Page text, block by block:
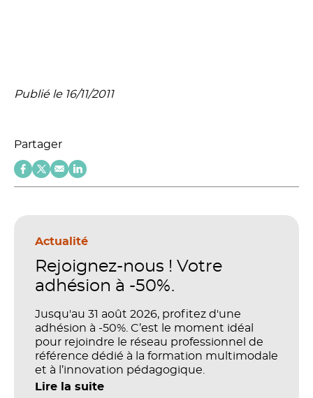
Publié le 16/11/2011
Partager
Actualité
Rejoignez-nous ! Votre
adhésion à -50%.
Jusqu'au 31 août 2026, profitez d'une
adhésion à -50%. C’est le moment idéal
pour rejoindre le réseau professionnel de
référence dédié à la formation multimodale
et à l’innovation pédagogique.
Lire la suite